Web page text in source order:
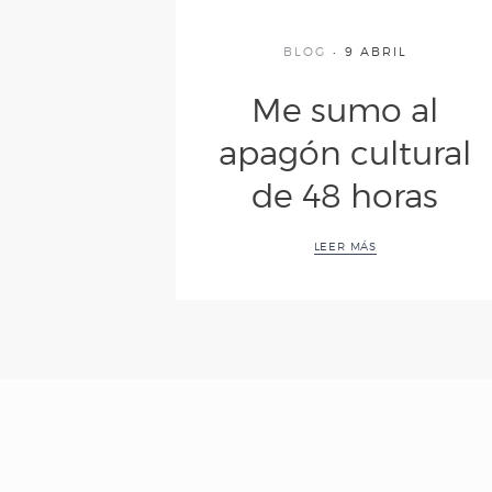
BLOG 9 ABRIL
Me sumo al
apagón cultural
de 48 horas
LEER MÁS